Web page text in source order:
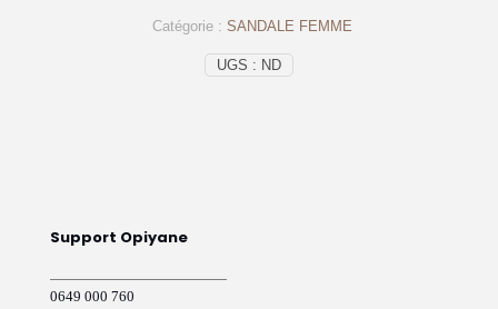
UGS : ND
Catégorie : SANDALE FEMME
Support Opiyane
0649 000 760